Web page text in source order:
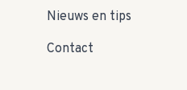
Nieuws en tips
Contact